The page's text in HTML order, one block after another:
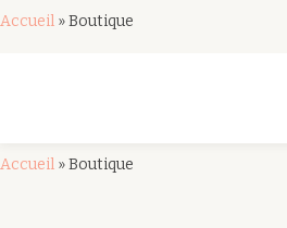
Accueil »Boutique
Accueil »Boutique